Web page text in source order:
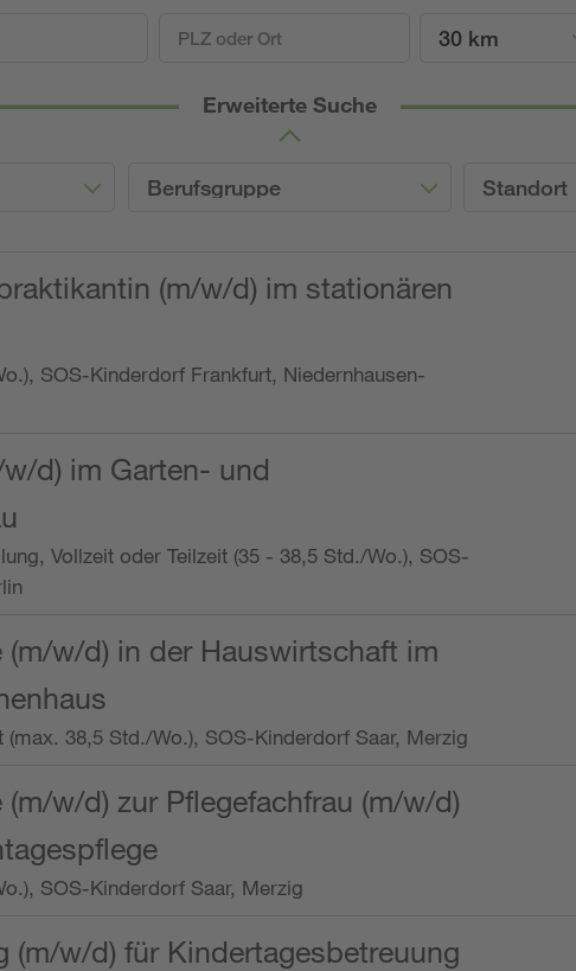
30 km
Erweiterte Suche
Berufsgruppe Standort
(m/w/d) im stationären
SOS-Kinderdorf Frankfurt, Niedernhausen-
d) im Garten- und
Vollzeit oder Teilzeit (35 - 38,5 Std./Wo.), SOS-
w/d) in der Hauswirtschaft im
(max. 38,5 Std./Wo.), SOS-Kinderdorf Saar, Merzig
w/d) zur Pflegefachfrau (m/w/d)
SOS-Kinderdorf Saar, Merzig
(m/w/d) für Kindertagesbetreuung